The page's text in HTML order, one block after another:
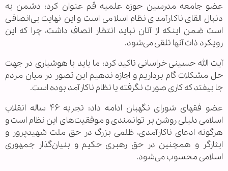
عضو جامعه مدرسین حوزه علمیه قم عنوان کرد: دشمن به
دنبال القای ناکارآمدی نظام اسلامی است و این نهایت بی‌انصافی
است ضمن اینکه از آنان نباید انتظار انصاف داشت، چرا که این
رویکرد ذات آنها تلقی می‌شود.
آیت الله حسینی خراسانی تاکید کرد: ما باید با هوشیاری در جهت
حل مشکلات گام برداریم و اجازه ندهیم این تصور در میان مردم
جا بیفتد که کاری صورت نگرفته یا نظام ناکارآمد بوده است.
عضو فقهای شورای نگهبان ادامه داد: تجربه ۴۶ ساله انقلاب
اسلامی دلیلی روشن بر توانمندی و موفقیت‌های این نظام است و
هرگونه ادعای ناکارآمدی، ظلمی بزرگ در حق ملت شهیدپرور و
ایثارگر و همچنین در حق رهبری حکیم و بنیان‌گذار جمهوری
اسلامی محسوب می‌شود.